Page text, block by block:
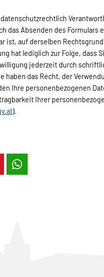
das Absenden des
ist, auf derselben
hat lediglich zur Folge, dass
jederzeit durch
das Recht, der
Ihre personenbezogenen
Ihrer
).